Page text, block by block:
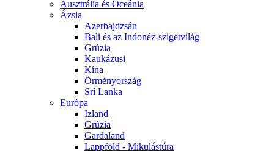
Ausztrália és Óceánia
Ázsia
Azerbajdzsán
Bali és az Indonéz-szigetvilág
Grúzia
Kaukázusi
Kína
Örményország
Srí Lanka
Európa
Izland
Grúzia
Gardaland
Lappföld - Mikulástúra